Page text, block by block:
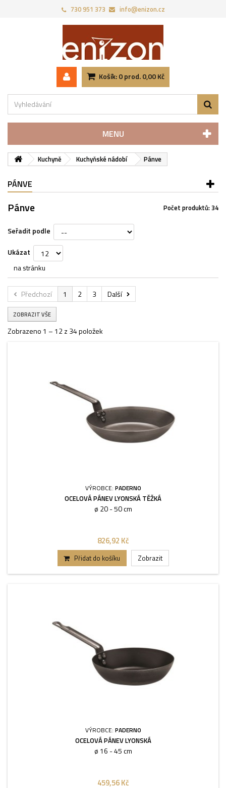
730 951 373‬ info@enizon.cz
Košík:0prod.0,00 Kč
MENU
Kuchyně Kuchyňské nádobí Pánve
PÁNVE
Pánve Počet produktů: 34
Seřadit podle
Ukázat
na stránku
Předchozí 1 2 3 Další
ZOBRAZIT VŠE
Zobrazeno 1 – 12 z 34 položek
VÝROBCE: PADERNO
OCELOVÁ PÁNEV LYONSKÁ TĚŽKÁ
ø 20 - 50 cm
826,92 Kč
Přidat do košíku Zobrazit
VÝROBCE: PADERNO
OCELOVÁ PÁNEV LYONSKÁ
ø 16 - 45 cm
459,56 Kč